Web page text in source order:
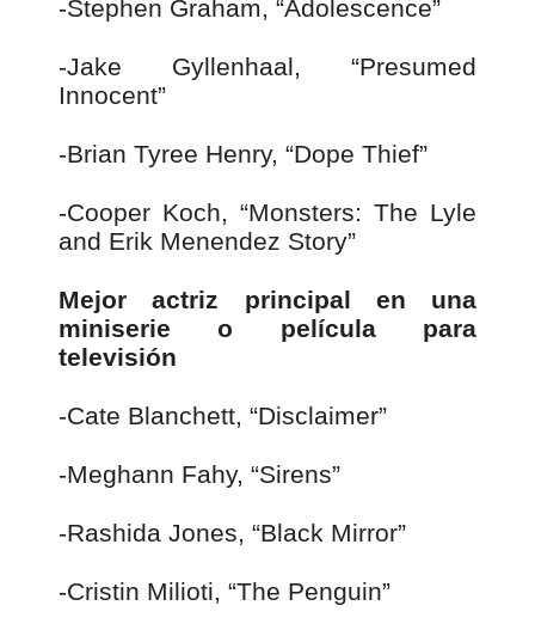
-Stephen Graham, “Adolescence”
-Jake Gyllenhaal, “Presumed
Innocent”
-Brian Tyree Henry, “Dope Thief”
-Cooper Koch, “Monsters: The Lyle
and Erik Menendez Story”
Mejor actriz principal en una
miniserie o película para
televisión
-Cate Blanchett, “Disclaimer”
-Meghann Fahy, “Sirens”
-Rashida Jones, “Black Mirror”
-Cristin Milioti, “The Penguin”